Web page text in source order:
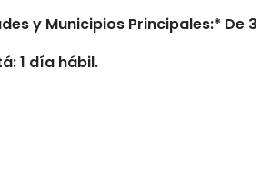
y Municipios Principales:* De
1 día hábil.